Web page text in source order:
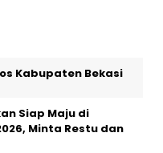
Kabupaten Bekasi
Siap Maju di
Minta Restu dan